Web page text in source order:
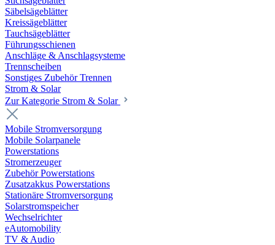
Säbelsägeblätter
Kreissägeblätter
Tauchsägeblätter
Führungsschienen
Anschläge & Anschlagsysteme
Trennscheiben
Sonstiges Zubehör Trennen
Strom & Solar
Zur Kategorie Strom & Solar
Mobile Stromversorgung
Mobile Solarpanele
Powerstations
Stromerzeuger
Zubehör Powerstations
Zusatzakkus Powerstations
Stationäre Stromversorgung
Solarstromspeicher
Wechselrichter
eAutomobility
TV & Audio